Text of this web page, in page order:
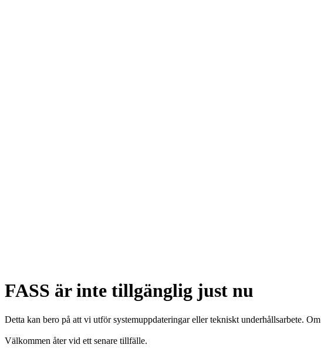
FASS är inte tillgänglig just nu
Detta kan bero på att vi utför systemuppdateringar eller tekniskt underhållsarbete.
Välkommen åter vid ett senare tillfälle.